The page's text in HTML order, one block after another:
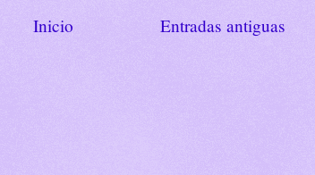
Entradas antiguas
Inicio